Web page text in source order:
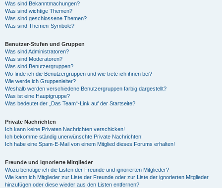
Was sind Bekanntmachungen?
Was sind wichtige Themen?
Was sind geschlossene Themen?
Was sind Themen-Symbole?
Benutzer-Stufen und Gruppen
Was sind Administratoren?
Was sind Moderatoren?
Was sind Benutzergruppen?
Wo finde ich die Benutzergruppen und wie trete ich ihnen bei?
Wie werde ich Gruppenleiter?
Weshalb werden verschiedene Benutzergruppen farbig dargestellt?
Was ist eine Hauptgruppe?
Was bedeutet der „Das Team“-Link auf der Startseite?
Private Nachrichten
Ich kann keine Privaten Nachrichten verschicken!
Ich bekomme ständig unerwünschte Private Nachrichten!
Ich habe eine Spam-E-Mail von einem Mitglied dieses Forums erhalten!
Freunde und ignorierte Mitglieder
Wozu benötige ich die Listen der Freunde und ignorierten Mitglieder?
Wie kann ich Mitglieder zur Liste der Freunde oder zur Liste der ignorierten Mitglieder
hinzufügen oder diese wieder aus den Listen entfernen?